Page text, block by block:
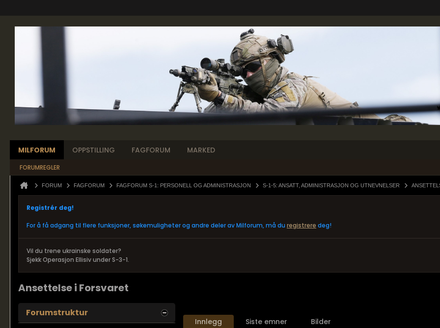
MILFORUM OPPSTILLING FAGFORUM MARKED
FORUMREGLER
FORUM FAGFORUM FAGFORUM S-1: PERSONELL OG ADMINISTRASJON S-1-5: ANSATT, ADMINISTRASJON OG UTNEVNELSER
Registrér deg!
For å få adgang til flere funksjoner, søkemuligheter og andre deler av Milforum, må du registrere deg!
Vil du trene ukrainske soldater?
Sjekk Operasjon Ellisiv under S-3-1.
Ansettelse i Forsvaret
Innlegg Siste emner
Bilder
Forumstruktur